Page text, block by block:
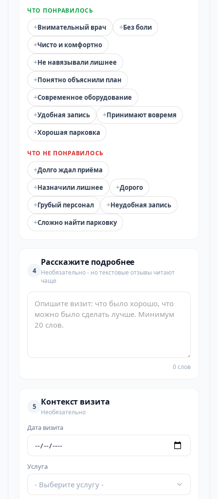
ЧТО ПОНРАВИЛОСЬ
+Внимательный врач +Без боли
+Чисто и комфортно
+Не навязывали лишнее
+Понятно объяснили план
+Современное оборудование
+Удобная запись +Принимают вовремя
+Хорошая парковка
ЧТО НЕ ПОНРАВИЛОСЬ
+Долго ждал приёма
+Назначили лишнее +Дорого
+Грубый персонал +Неудобная запись
+Сложно найти парковку
4
Расскажите подробнее
Необязательно - но текстовые отзывы читают
чаще
0 слов
5 Контекст визита
Необязательно
Дата визита
Услуга
- Выберите услугу -